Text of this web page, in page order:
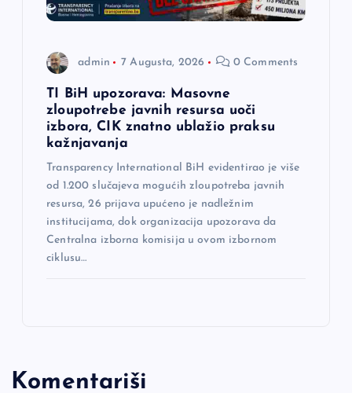
admin 7 Augusta, 2026 0 Comments
TI BiH upozorava: Masovne
zloupotrebe javnih resursa uoči
izbora, CIK znatno ublažio praksu
kažnjavanja
Transparency International BiH evidentirao je više
od 1.200 slučajeva mogućih zloupotreba javnih
resursa, 26 prijava upućeno je nadležnim
institucijama, dok organizacija upozorava da
Centralna izborna komisija u ovom izbornom
ciklusu…
Komentariši